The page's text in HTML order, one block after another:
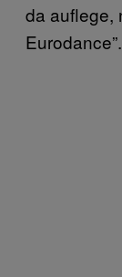
da auflege,
Eurodance”.